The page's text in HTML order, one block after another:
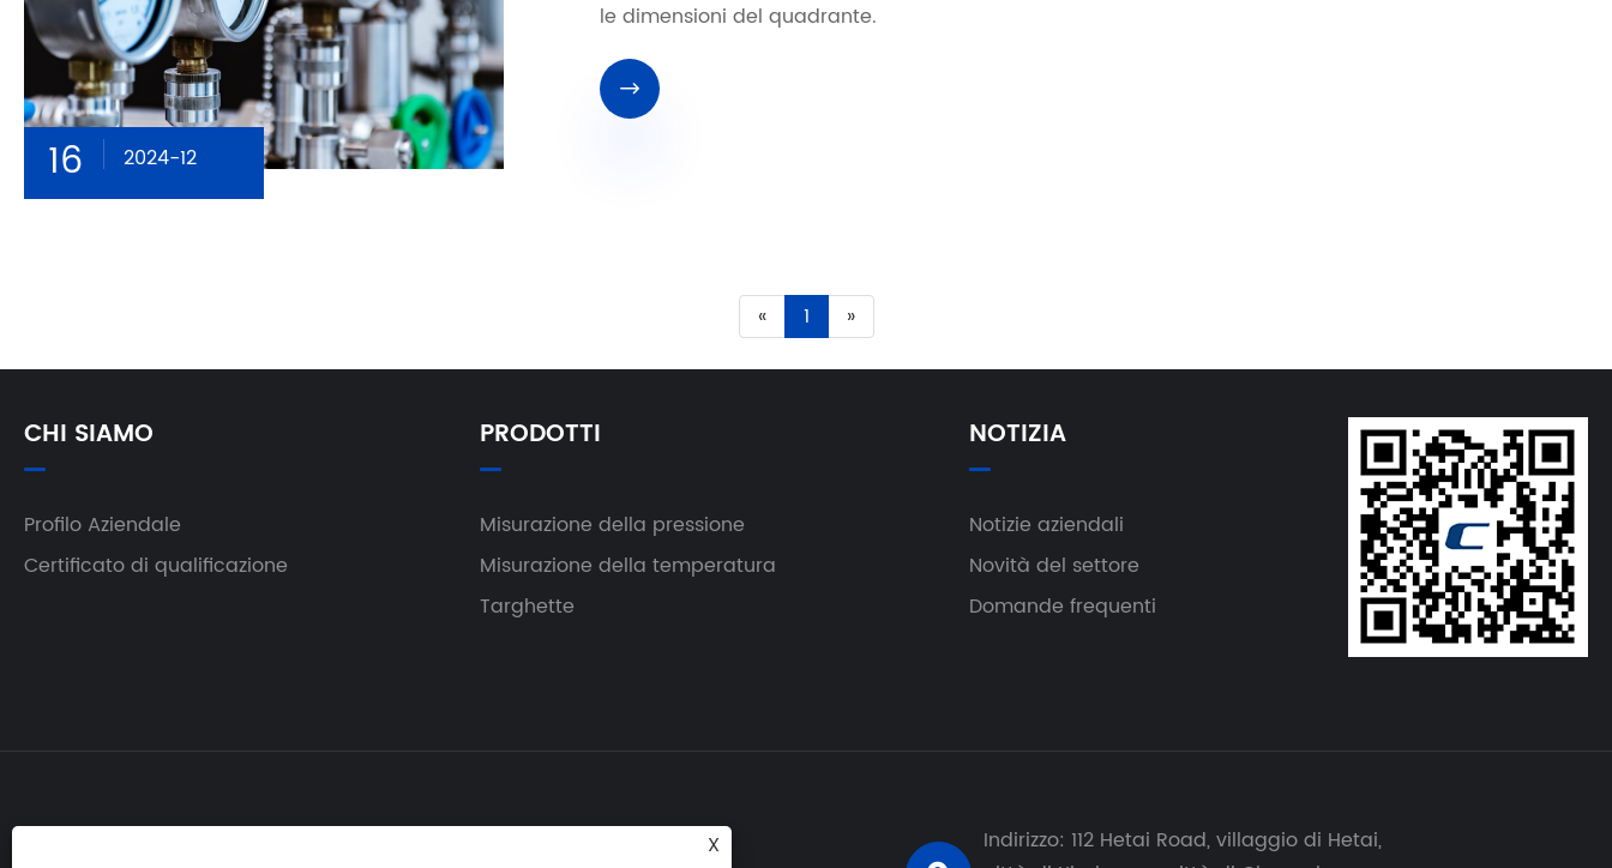
16 2024-12
le dimensioni del quadrante.

« 1 »
CHI SIAMO
Profilo Aziendale
Certificato di qualificazione
PRODOTTI
Misurazione della pressione
Misurazione della temperatura
Targhette
NOTIZIA
Notizie aziendali
Novità del settore
Domande frequenti
Indirizzo: 112 Hetai Road, villaggio di Hetai,
X